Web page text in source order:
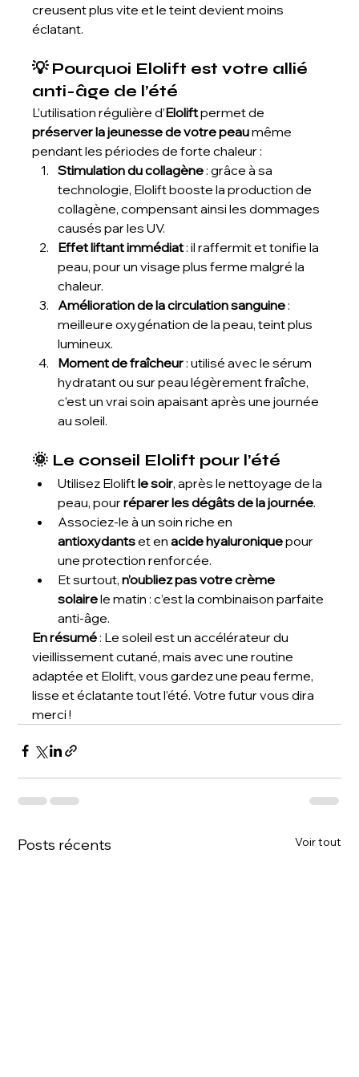
creusent plus vite et le teint devient moins
éclatant.
💡 Pourquoi Elolift est votre allié
anti-âge de l’été
L’utilisation régulière d’Elolift permet de
préserver la jeunesse de votre peau même
pendant les périodes de forte chaleur :
Stimulation du collagène : grâce à sa
technologie, Elolift booste la production de
collagène, compensant ainsi les dommages
causés par les UV.
Effet liftant immédiat : il raffermit et tonifie la
peau, pour un visage plus ferme malgré la
chaleur.
Amélioration de la circulation sanguine :
meilleure oxygénation de la peau, teint plus
lumineux.
Moment de fraîcheur : utilisé avec le sérum
hydratant ou sur peau légèrement fraîche,
c’est un vrai soin apaisant après une journée
au soleil.
🌞 Le conseil Elolift pour l’été
Utilisez Elolift le soir, après le nettoyage de la
peau, pour réparer les dégâts de la journée.
Associez-le à un soin riche en
antioxydants et en acide hyaluronique pour
une protection renforcée.
Et surtout, n’oubliez pas votre crème
solaire le matin : c’est la combinaison parfaite
anti-âge.
En résumé : Le soleil est un accélérateur du
vieillissement cutané, mais avec une routine
adaptée et Elolift, vous gardez une peau ferme,
lisse et éclatante tout l’été. Votre futur vous dira
merci !
Posts récents Voir tout